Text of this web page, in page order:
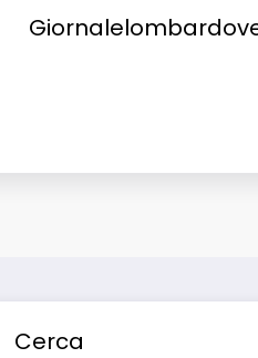
Cerca